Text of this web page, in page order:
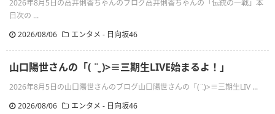
2026年8月5日の高井俐香ちゃんのブログ高井俐香ちゃんの「伝統の一戦」本
日次の ...
2026/08/06
エンタメ - 日向坂46
山口陽世さんの「( ¨̮ )>≡三期生LIVE始まるよ！」
2026年8月5日の山口陽世さんのブログ山口陽世さんの「(¨̮)>≡三期生LIV ...
2026/08/06
エンタメ - 日向坂46